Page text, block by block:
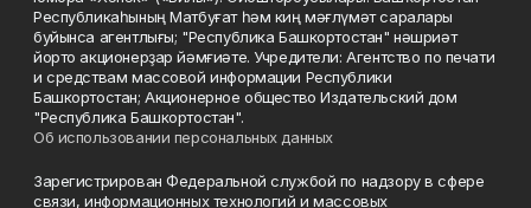
Республикаһының Матбуғат һәм киң мәғлүмәт саралары
буйынса агентлығы; "Республика Башкортостан" нәшриәт
йорто акционерҙар йәмғиәте. Учредители: Агентство по печати
и средствам массовой информации Республики
Башкортостан; Акционерное общество Издательский дом
"Республика Башкортостан".
Об использовании персональных данных
Зарегистрирован Федеральной службой по надзору в сфере
связи, информационных технологий и массовых